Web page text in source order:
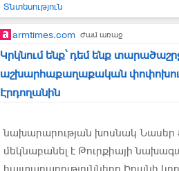
Տնտեսություն
armtimes.com ժամ առաջ
Կրկնում ենք՝ դեմ ենք
աշխարհաքաղաքական
Էրդողանին
նախարարության խոսնակ Նասեր
մեկնաբանել է Թուրքիայի